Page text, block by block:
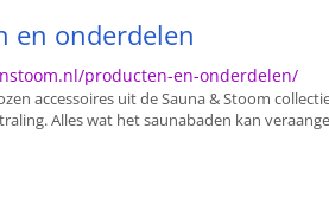
en onderdelen
producten-en-onderdelen/
accessoires uit de Sauna & Stoom
Alles wat het saunabaden kan